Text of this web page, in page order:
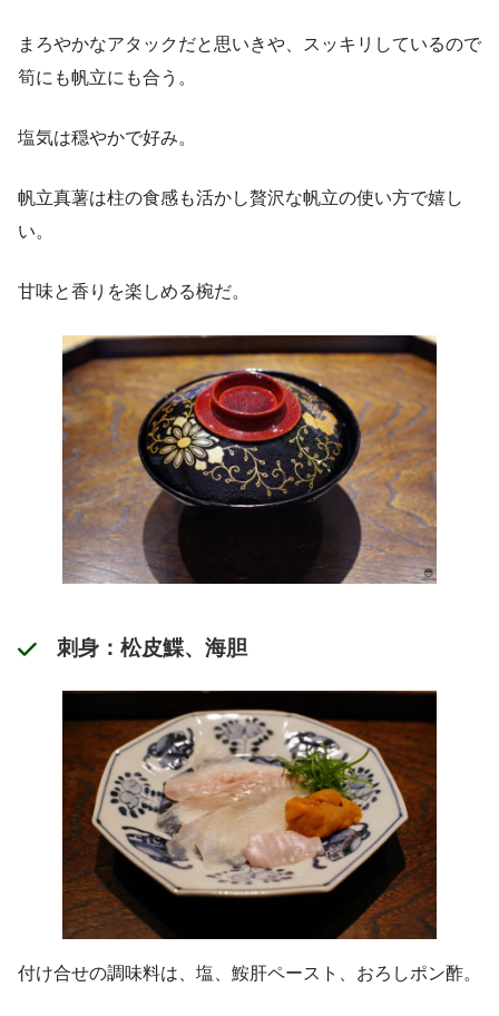
まろやかなアタックだと思いきや、スッキリしているので
筍にも帆立にも合う。
塩気は穏やかで好み。
帆立真薯は柱の食感も活かし贅沢な帆立の使い方で嬉し
い。
甘味と香りを楽しめる椀だ。
刺身：松皮鰈、海胆
付け合せの調味料は、塩、鮟肝ペースト、おろしポン酢。